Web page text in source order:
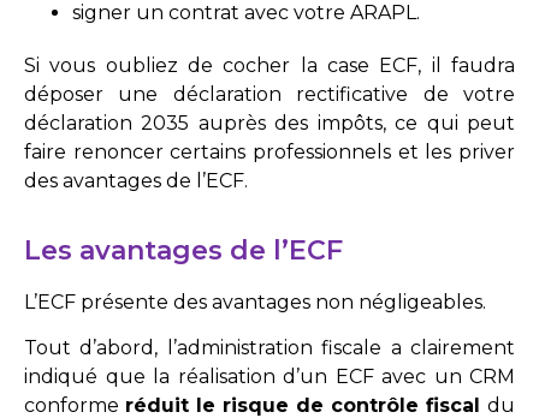
signer un contrat avec votre ARAPL.
Si vous oubliez de cocher la case ECF, il faudra
déposer une déclaration rectificative de votre
déclaration 2035 auprès des impôts, ce qui peut
faire renoncer certains professionnels et les priver
des avantages de l’ECF.
Les avantages de l’ECF
L’ECF présente des avantages non négligeables.
Tout d’abord, l’administration fiscale a clairement
indiqué que la réalisation d’un ECF avec un CRM
conforme réduit le risque de contrôle fiscal du